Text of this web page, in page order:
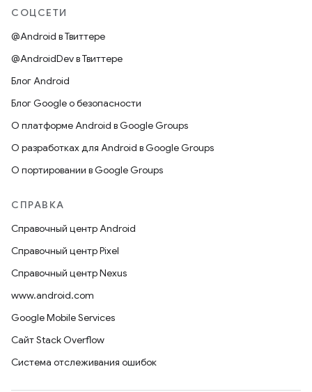
СОЦСЕТИ
@Android в Твиттере
@AndroidDev в Твиттере
Блог Android
Блог Google о безопасности
О платформе Android в Google Groups
О разработках для Android в Google Groups
О портировании в Google Groups
СПРАВКА
Справочный центр Android
Справочный центр Pixel
Справочный центр Nexus
www.android.com
Google Mobile Services
Сайт Stack Overflow
Система отслеживания ошибок